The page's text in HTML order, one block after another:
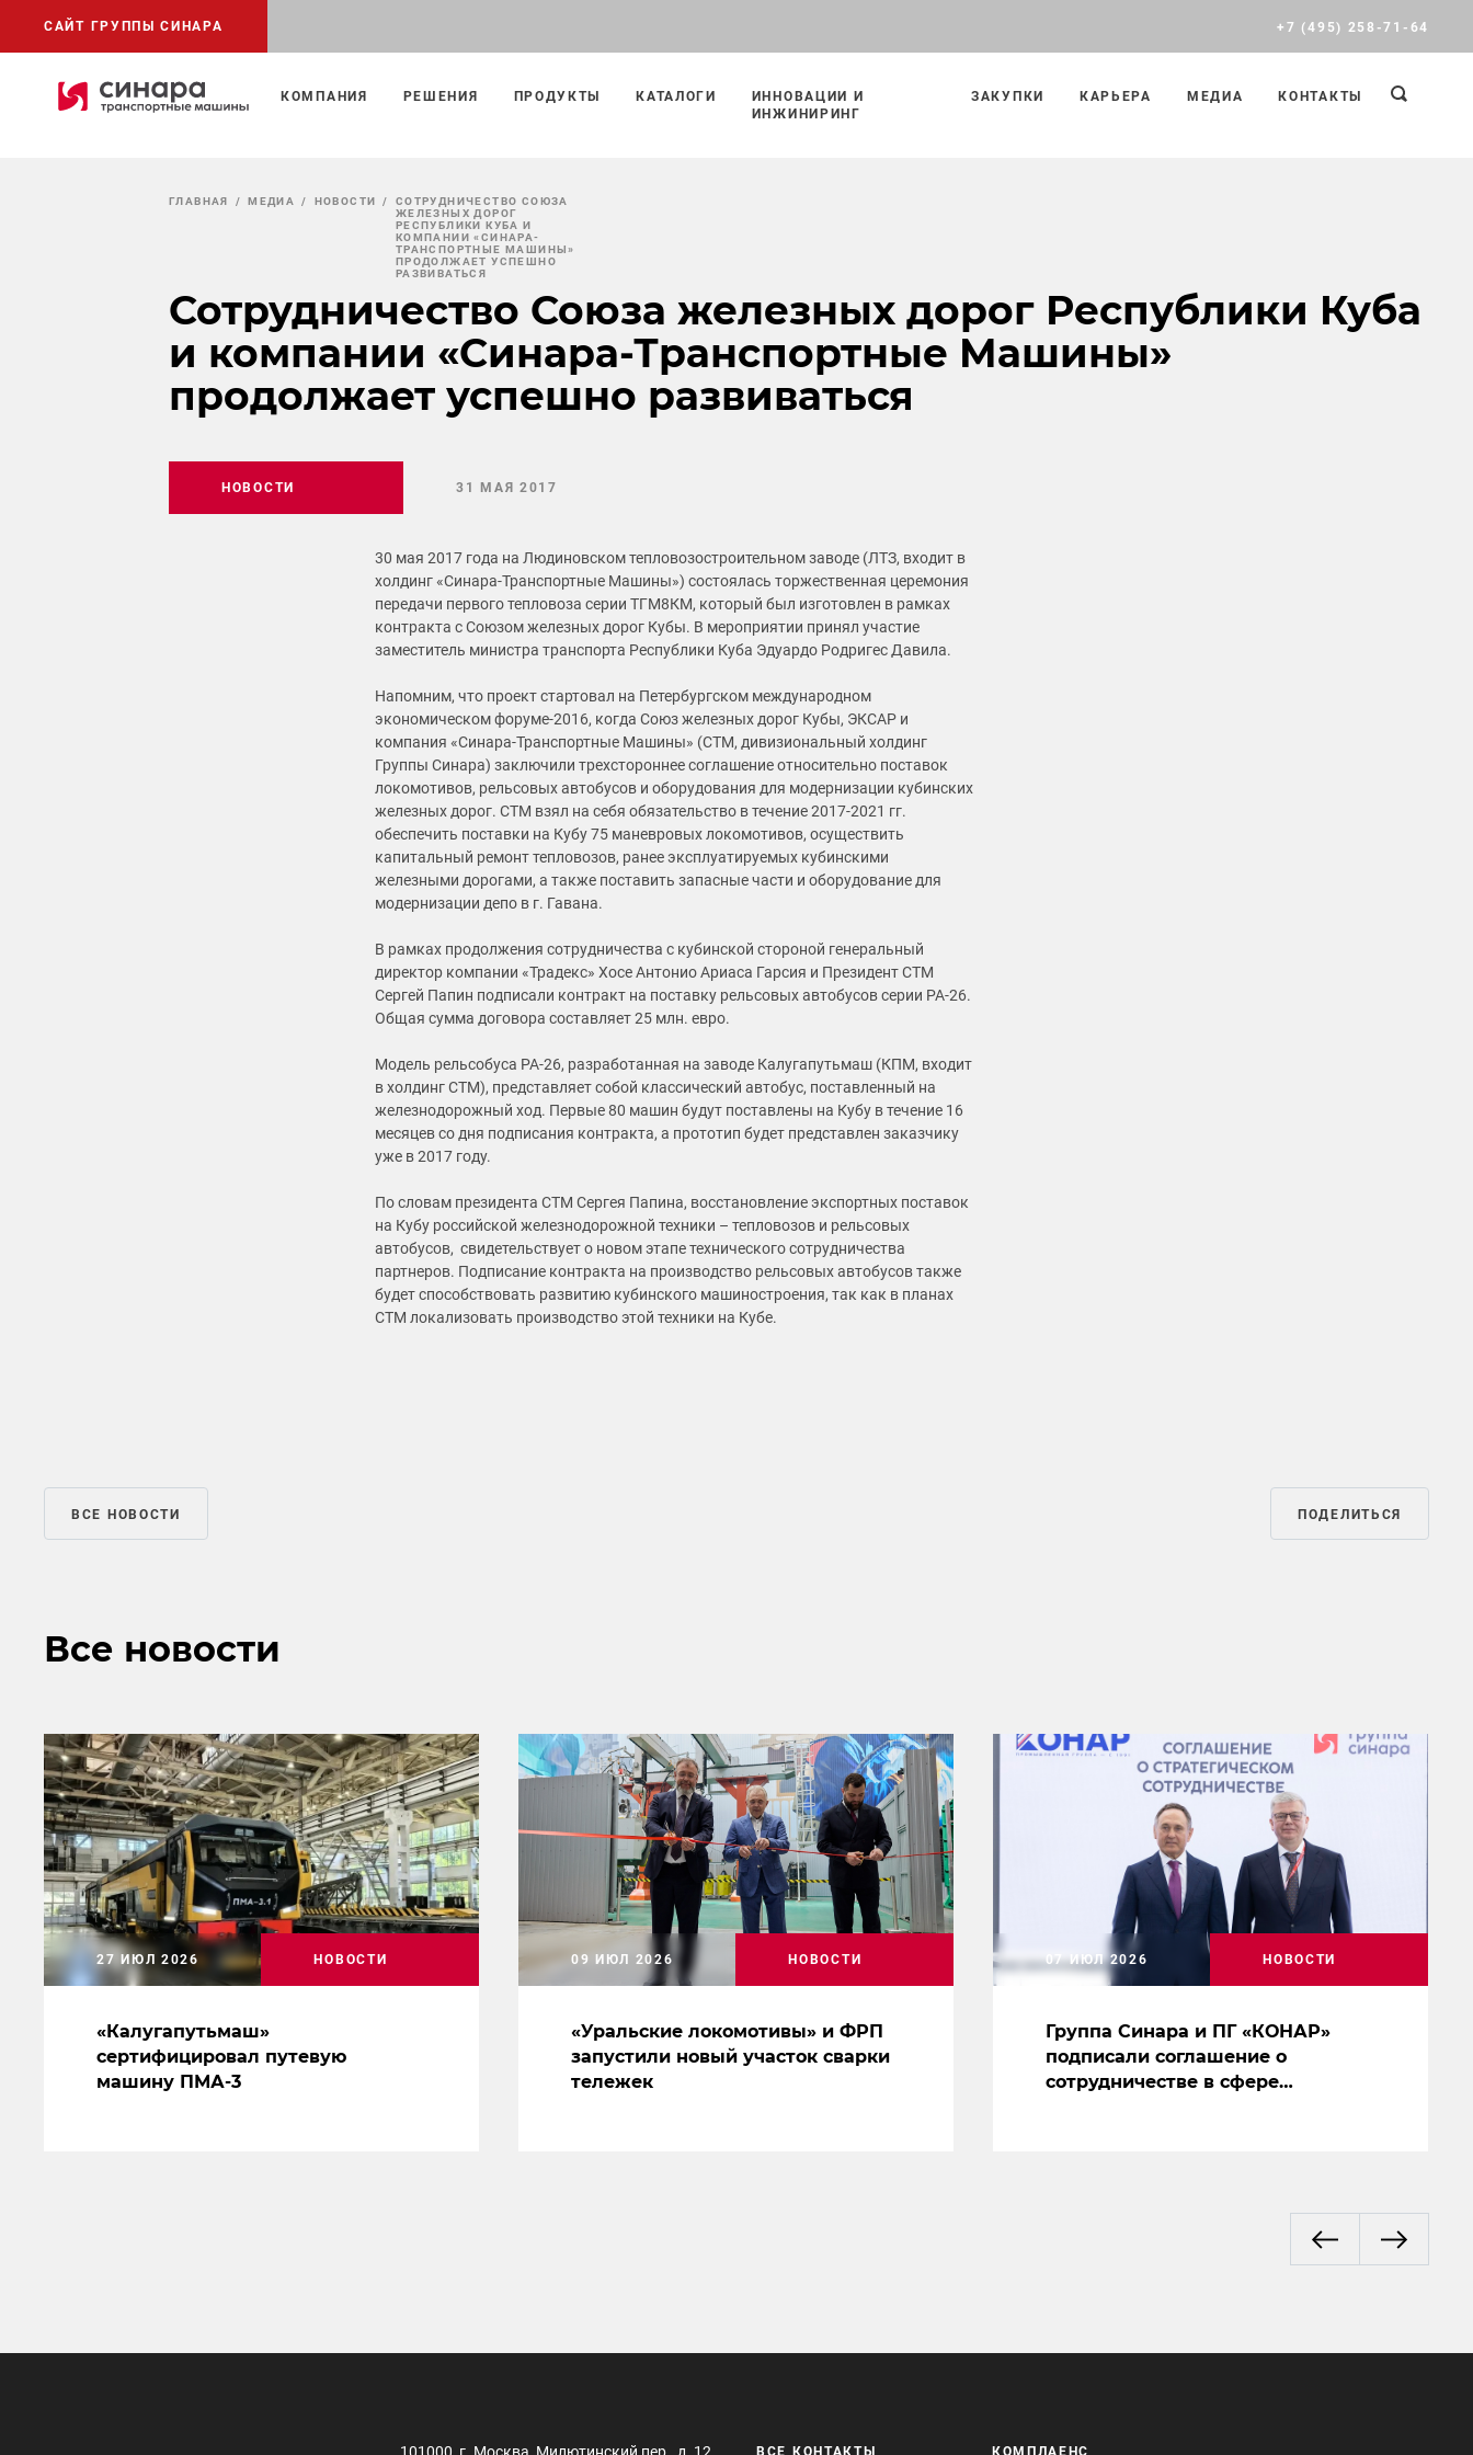
САЙТ ГРУППЫ СИНАРА +7 (495) 258-71-64
КОМПАНИЯ РЕШЕНИЯ ПРОДУКТЫ КАТАЛОГИ
ИННОВАЦИИ И
ИНЖИНИРИНГ
ЗАКУПКИ КАРЬЕРА МЕДИА КОНТАКТЫ
ГЛАВНАЯ МЕДИА НОВОСТИ
СОТРУДНИЧЕСТВО СОЮЗА
ЖЕЛЕЗНЫХ ДОРОГ
РЕСПУБЛИКИ КУБА И
КОМПАНИИ «СИНАРА-
ТРАНСПОРТНЫЕ МАШИНЫ»
ПРОДОЛЖАЕТ УСПЕШНО
РАЗВИВАТЬСЯ
Сотрудничество Союза железных дорог Республики Куба
и компании «Синара-Транспортные Машины»
продолжает успешно развиваться
НОВОСТИ 31 МАЯ 2017
30 мая 2017 года на Людиновском тепловозостроительном заводе (ЛТЗ, входит в
холдинг «Синара-Транспортные Машины») состоялась торжественная церемония
передачи первого тепловоза серии ТГМ8КМ, который был изготовлен в рамках
контракта с Союзом железных дорог Кубы. В мероприятии принял участие
заместитель министра транспорта Республики Куба Эдуардо Родригес Давила.
Напомним, что проект стартовал на Петербургском международном
экономическом форуме-2016, когда Союз железных дорог Кубы, ЭКСАР и
компания «Синара-Транспортные Машины» (СТМ, дивизиональный холдинг
Группы Синара) заключили трехстороннее соглашение относительно поставок
локомотивов, рельсовых автобусов и оборудования для модернизации кубинских
железных дорог. СТМ взял на себя обязательство в течение 2017-2021 гг.
обеспечить поставки на Кубу 75 маневровых локомотивов, осуществить
капитальный ремонт тепловозов, ранее эксплуатируемых кубинскими
железными дорогами, а также поставить запасные части и оборудование для
модернизации депо в г. Гавана.
В рамках продолжения сотрудничества с кубинской стороной генеральный
директор компании «Традекс» Хосе Антонио Ариаса Гарсия и Президент СТМ
Сергей Папин подписали контракт на поставку рельсовых автобусов серии РА-26.
Общая сумма договора составляет 25 млн. евро.
Модель рельсобуса РА-26, разработанная на заводе Калугапутьмаш (КПМ, входит
в холдинг СТМ), представляет собой классический автобус, поставленный на
железнодорожный ход. Первые 80 машин будут поставлены на Кубу в течение 16
месяцев со дня подписания контракта, а прототип будет представлен заказчику
уже в 2017 году.
По словам президента СТМ Сергея Папина, восстановление экспортных поставок
на Кубу российской железнодорожной техники – тепловозов и рельсовых
автобусов, свидетельствует о новом этапе технического сотрудничества
партнеров. Подписание контракта на производство рельсовых автобусов также
будет способствовать развитию кубинского машиностроения, так как в планах
СТМ локализовать производство этой техники на Кубе.
ВСЕ НОВОСТИ ПОДЕЛИТЬСЯ
Все новости
«Калугапутьмаш»
сертифицировал путевую
машину ПМА-3
27 ИЮЛ 2026 НОВОСТИ
«Уральские локомотивы» и ФРП
запустили новый участок сварки
тележек
09 ИЮЛ 2026 НОВОСТИ
Группа Синара и ПГ «КОНАР»
подписали соглашение о
сотрудничестве в сфере
07 ИЮЛ 2026 НОВОСТИ
ВСЕ КОНТАКТЫ КОМПЛАЕНС